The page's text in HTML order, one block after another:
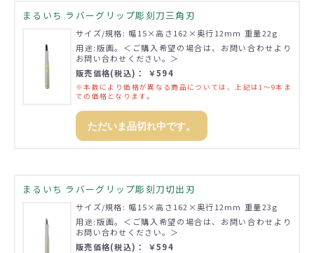
まるいち ラバーグリップ彫刻刀三角刃
サイズ/規格: 幅15×高さ162×奥行12mm 重量22g
用途:版画。＜ご購入希望の場合は、お問い合わせより
お問い合わせください。＞
販売価格(税込)： ￥594
※本数により価格が異なる商品については、上記は1～9本ま
での価格となります。
ただいま品切れ中です。
まるいち ラバーグリップ彫刻刀切出刃
サイズ/規格: 幅15×高さ162×奥行12mm 重量23g
用途:版画。＜ご購入希望の場合は、お問い合わせより
お問い合わせください。＞
販売価格(税込)： ￥594